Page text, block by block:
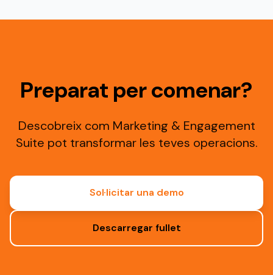
Preparat per comenar?
Descobreix com Marketing & Engagement
Suite pot transformar les teves operacions.
Sol·licitar una demo
Descarregar fullet